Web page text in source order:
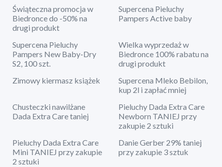
Świąteczna promocja w
Biedronce do -50% na
drugi produkt
Supercena Pieluchy
Pampers Active baby
Supercena Pieluchy
Pampers New Baby-Dry
S2, 100 szt.
Wielka wyprzedaż w
Biedronce 100% rabatu na
drugi produkt
Zimowy kiermasz książek
Supercena Mleko Bebilon,
kup 2l i zapłać mniej
Chusteczki nawilżane
Dada Extra Care taniej
Pieluchy Dada Extra Care
Newborn TANIEJ przy
zakupie 2 sztuki
Pieluchy Dada Extra Care
Mini TANIEJ przy zakupie
2 sztuki
Danie Gerber 29% taniej
przy zakupie 3 sztuk